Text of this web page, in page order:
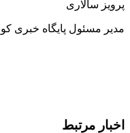
پرویز سالاری
مدیر مسئول پایگاه خبری
اخبار مرتبط